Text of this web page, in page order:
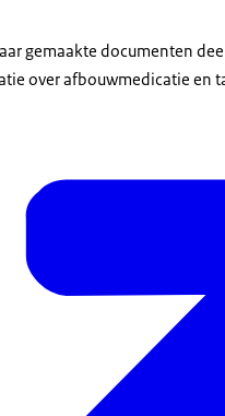
gemaakte documenten
over afbouwmedicatie en